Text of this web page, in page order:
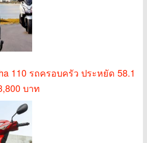
110 รถครอบครัว ประหยัด 58.1
บาท